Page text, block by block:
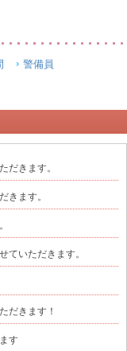
警備員
だきます。
きます。
ていただきます。
だきます！
す